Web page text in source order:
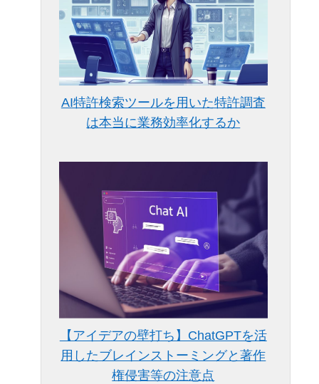
AI特許検索ツールを用いた特許調査
は本当に業務効率化するか
【アイデアの壁打ち】ChatGPTを活
用したブレインストーミングと著作
権侵害等の注意点